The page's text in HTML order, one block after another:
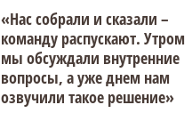
«Нас собрали и сказали –
команду распускают. Утром
мы обсуждали внутренние
вопросы, а уже днем нам
озвучили такое решение»